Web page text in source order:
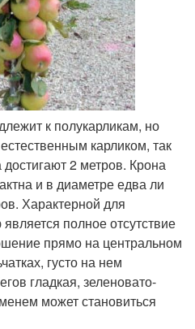
к полукарликам, но
карликом, так
2 метров. Крона
и в диаметре едва ли
Характерной для
полное отсутствие
прямо на центральном
густо на нем
гладкая, зеленовато-
может становиться